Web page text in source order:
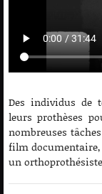
Des individus de
leurs prothèses
nombreuses
film documentaire,
un